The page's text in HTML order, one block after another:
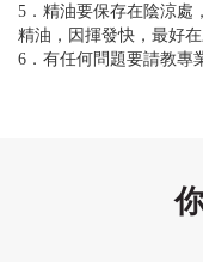
5．精油要保存在陰涼處
精油，因揮發快，最好在
6．有任何問題要請教專